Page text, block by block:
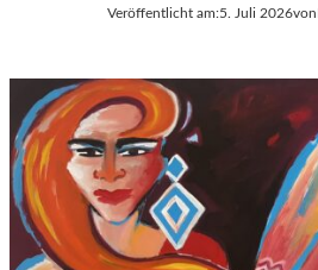
Veröffentlicht am:5. Juli 2026von